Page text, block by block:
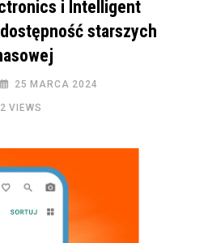
i Intelligent
starszych
25 MARCA 2024
VIEWS